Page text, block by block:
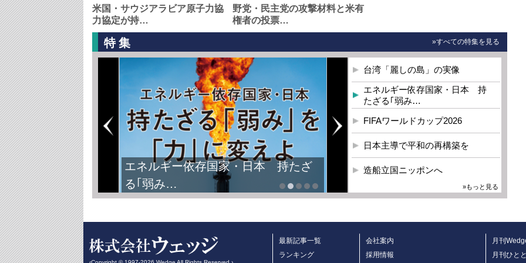
米国・サウジアラビア原子力協
力協定が持…
野党・民主党の攻撃材料と米有
権者の投票…
特集 »すべての特集を見る
エネルギー依存国家・日本 持たざ
る｢弱み…
台湾「麗しの島」の実像
エネルギー依存国家・日本 持
たざる｢弱み…
FIFAワールドカップ2026
日本主導で平和の再構築を
造船立国ニッポンへ
»もっと見る
最新記事一覧
ランキング
会社案内
採用情報
月刊
月刊ひと